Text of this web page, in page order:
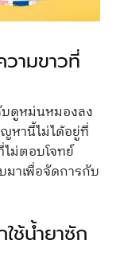
ามขาวที่
บดูหม่นหมองลง
หานี้ไม่ได้อยู่ที่
ม่ตอบโจทย์
าเพื่อจัดการกับ
ช้น้ำยาซัก